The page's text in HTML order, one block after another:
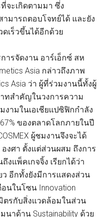
จะเกิดตามมา ซึ่ง
มารถตอบโจทย์ได้ และยัง
เร็วขึ้นได้อีกด้วย
ารจัดงาน อาร์เอ็กซ์ สห
Asia กล่าวถึงภาพ
Asia ว่า ผู้ที่ร่วมงานนี้ทั้งผู้
ทสำคัญในวงการความ
งามในเอเชียแปซิฟิกกำลัง
ของตลาดโลกภายในปี
ผู้ชมงานจึงจะได้
งศา ตั้งแต่ส่วนผสม ถึงการ
แพ็คเกจจิ้ง เรียกได้ว่า
ว อีกทั้งยังมีการแสดงส่วน
นในโซน Innovation
ตรกับสิ่งแวดล้อมในส่วน
นาด้าน Sustainability ด้วย